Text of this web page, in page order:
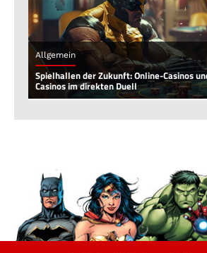
Allgemein
Spielhallen der Zukunft: Online-Casinos
Casinos im direkten Duell